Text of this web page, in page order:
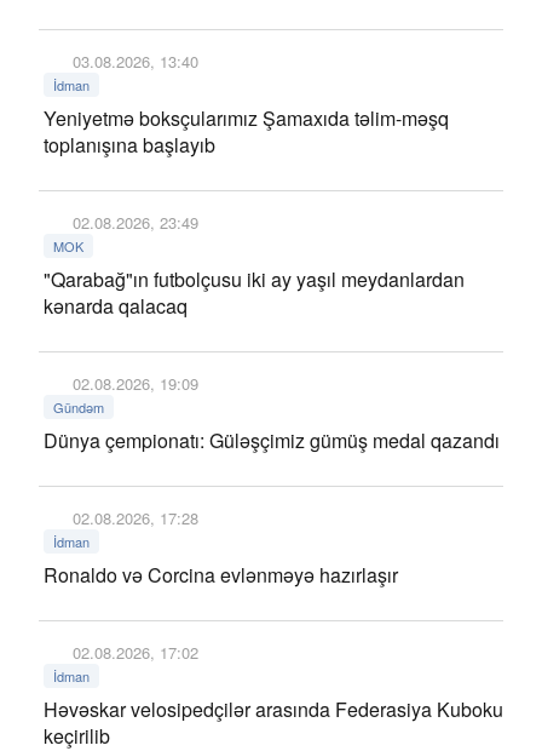
03.08.2026, 13:40
İdman
Yeniyetmə boksçularımız Şamaxıda təlim-məşq
toplanışına başlayıb
02.08.2026, 23:49
MOK
"Qarabağ"ın futbolçusu iki ay yaşıl meydanlardan
kənarda qalacaq
02.08.2026, 19:09
Gündəm
Dünya çempionatı: Güləşçimiz gümüş medal qazandı
02.08.2026, 17:28
İdman
Ronaldo və Corcina evlənməyə hazırlaşır
02.08.2026, 17:02
İdman
Həvəskar velosipedçilər arasında Federasiya Kuboku
keçirilib